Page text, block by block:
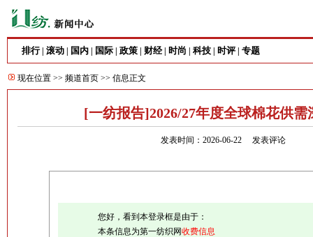
排行| 滚动 国内 国际 政策 财经| 时尚 科技 时评 专题
现在位置 >> 频道首页 >> 信息正文
[一纺报告]2026/27年度全球棉花供需
发表时间：2026-06-22 发表评论
您好，看到本登录框是由于：
本条信息为第一纺织网收费信息